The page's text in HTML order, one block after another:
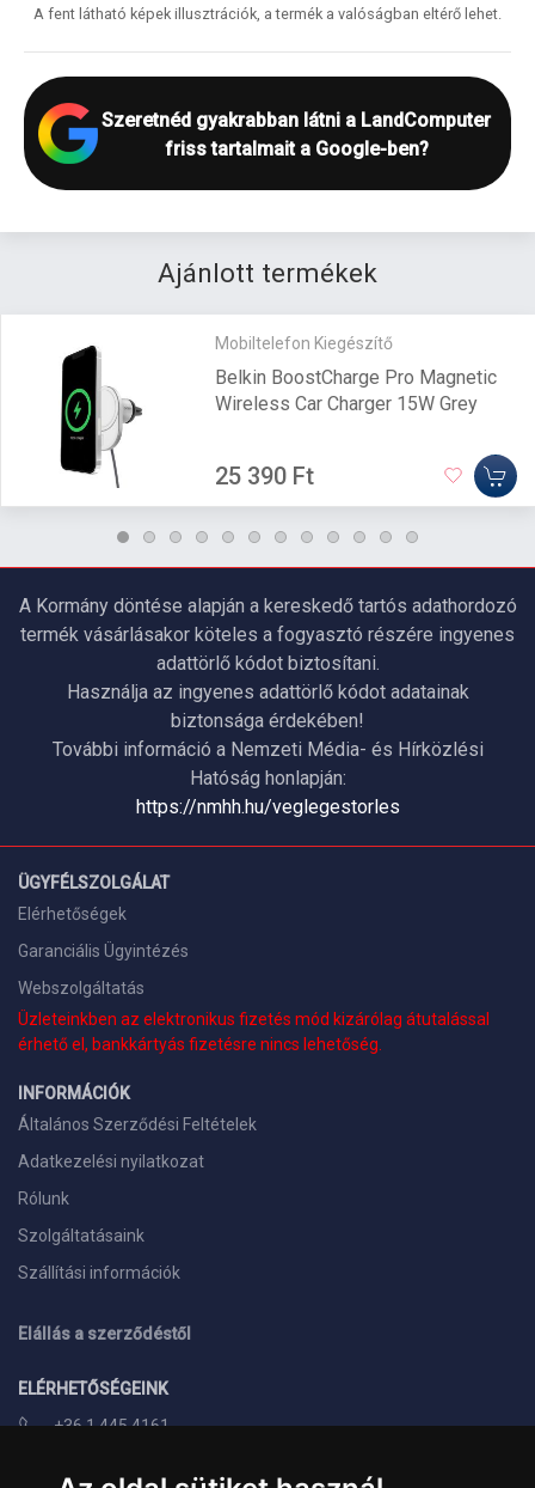
A fent látható képek illusztrációk, a termék a valóságban eltérő lehet.
Szeretnéd gyakrabban látni a LandComputer
friss tartalmait a Google-ben?
Ajánlott termékek
Mobiltelefon Kiegészítő
Belkin BoostCharge Pro Magnetic
Wireless Car Charger 15W Grey
25 390 Ft
A Kormány döntése alapján a kereskedő tartós adathordozó
termék vásárlásakor köteles a fogyasztó részére ingyenes
adattörlő kódot biztosítani.
Használja az ingyenes adattörlő kódot adatainak
biztonsága érdekében!
További információ a Nemzeti Média- és Hírközlési
Hatóság honlapján:
https://nmhh.hu/veglegestorles
ÜGYFÉLSZOLGÁLAT
Elérhetőségek
Garanciális Ügyintézés
Webszolgáltatás
Üzleteinkben az elektronikus fizetés mód kizárólag átutalással
érhető el, bankkártyás fizetésre nincs lehetőség.
INFORMÁCIÓK
Általános Szerződési Feltételek
Adatkezelési nyilatkozat
Rólunk
Szolgáltatásaink
Szállítási információk
Elállás a szerződéstől
ELÉRHETŐSÉGEINK
+36 1 445 4161